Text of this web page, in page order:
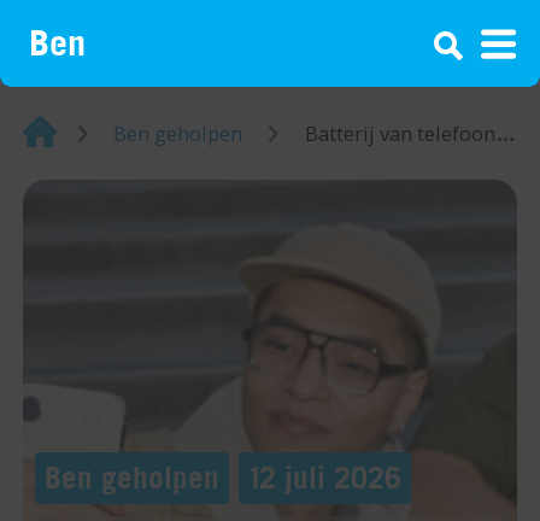
¡
Home Ben geholpen Batterij van telefoon snel leeg? Niet met deze tips!
Ben geholpen 12 juli 2026